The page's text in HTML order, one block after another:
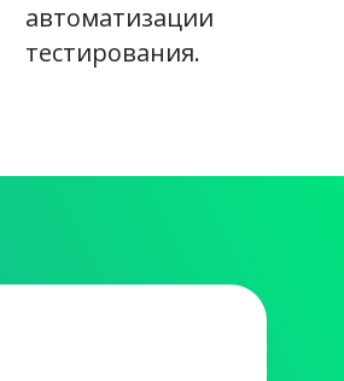
автоматизации
тестирования.